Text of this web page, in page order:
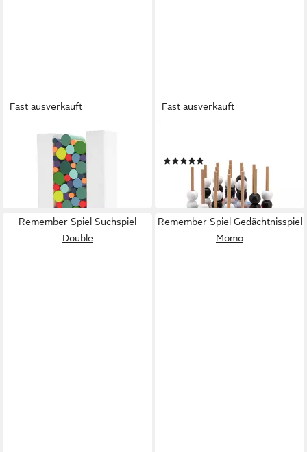
Fast ausverkauft
REMEMBER
Spiel Geschicklichkeitsspiel
Woodman
lieferbar - in 2-3 Werktagen bei dir
Fast ausverkauft
(1)
lieferbar - in 2-3 Werktagen bei dir
Remember Spiel Suchspiel
Double
Remember Spiel Gedächtnisspiel
Momo